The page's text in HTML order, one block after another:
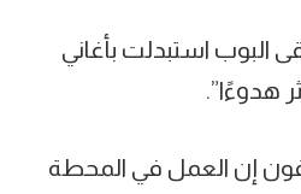
البوب ​​استبدلت بأغاني
هدوءًا”.
إن العمل في المحطة